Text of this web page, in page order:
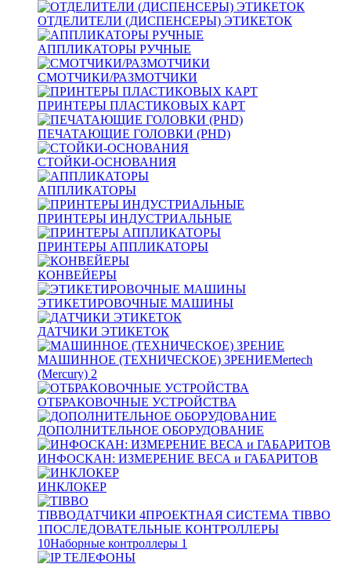
ОТДЕЛИТЕЛИ (ДИСПЕНСЕРЫ) ЭТИКЕТОК
АППЛИКАТОРЫ РУЧНЫЕ
СМОТЧИКИ/РАЗМОТЧИКИ
ПРИНТЕРЫ ПЛАСТИКОВЫХ КАРТ
ПЕЧАТАЮЩИЕ ГОЛОВКИ (PHD)
СТОЙКИ-ОСНОВАНИЯ
АППЛИКАТОРЫ
ПРИНТЕРЫ ИНДУСТРИАЛЬНЫЕ
ПРИНТЕРЫ АППЛИКАТОРЫ
КОНВЕЙЕРЫ
ЭТИКЕТИРОВОЧНЫЕ МАШИНЫ
ДАТЧИКИ ЭТИКЕТОК
МАШИННОЕ (ТЕХНИЧЕСКОЕ) ЗРЕНИЕMertech
(Mercury) 2
ОТБРАКОВОЧНЫЕ УСТРОЙСТВА
ДОПОЛНИТЕЛЬНОЕ ОБОРУДОВАНИЕ
ИНФОСКАН: ИЗМЕРЕНИЕ ВЕСА и ГАБАРИТОВ
ИНКЛОКЕР
TIBBOДАТЧИКИ 4ПРОЕКТНАЯ СИСТЕМА TIBBO
1ПОСЛЕДОВАТЕЛЬНЫЕ КОНТРОЛЛЕРЫ
10Наборные контроллеры 1